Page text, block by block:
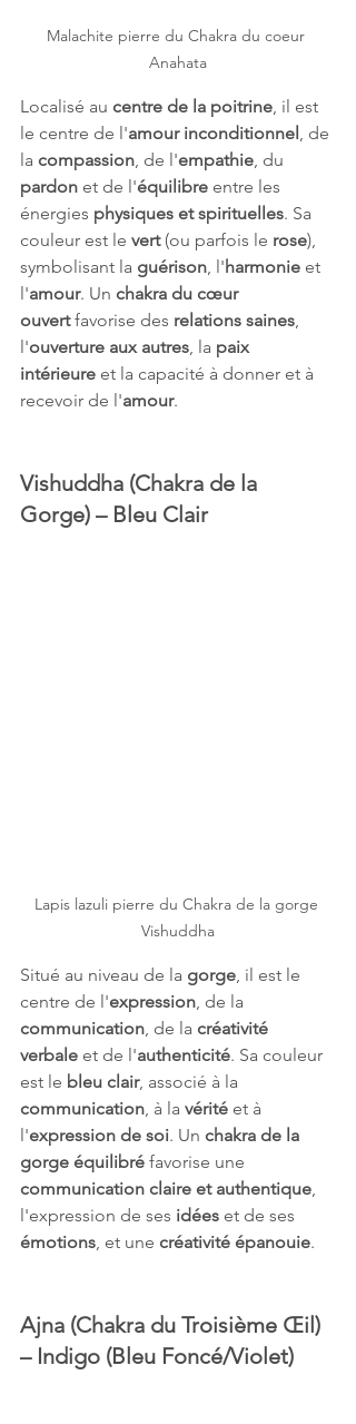
Malachite pierre du Chakra du coeur
Anahata
Localisé au centre de la poitrine , il est
le centre de l'amour inconditionnel , de
la compassion , de l'empathie , du
pardon et de l'équilibre entre les
énergies physiques et spirituelles. Sa
couleur est le vert (ou parfois le rose),
symbolisant la guérison , l'harmonie et
l'amour. Un chakra du cœur
ouvert favorise des relations saines
l'ouverture aux autres , la paix
intérieure et la capacité à donner et à
recevoir de l'amour.
Vishuddha (Chakra de la
Gorge) – Bleu Clair
Lapis lazuli pierre du Chakra de la gorge
Vishuddha
Situé au niveau de la gorge , il est le
centre de l'expression , de la
communication , de la créativité
verbale et de l'authenticité. Sa couleur
est le bleu clair, associé à la
communication , à la vérité et à
l'expression de soi. Un chakra de la
gorge équilibré favorise une
communication claire et authentique
l'expression de ses idées et de ses
émotions , et une créativité épanouie.
Ajna (Chakra du Troisième Œil)
– Indigo (Bleu Foncé/Violet)